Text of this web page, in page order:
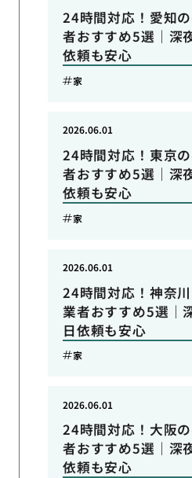
24時間対応！愛知
者おすすめ5選｜深
依頼も安心
家
24時間対応！東京
者おすすめ5選｜深
依頼も安心
2026.06.01
家
24時間対応！神奈
業者おすすめ5選｜
日依頼も安心
2026.06.01
家
24時間対応！大阪
者おすすめ5選｜深
依頼も安心
2026.06.01